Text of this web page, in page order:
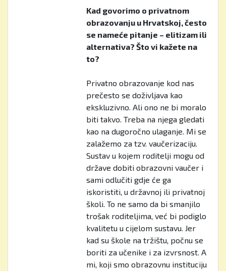
Kad govorimo o privatnom
obrazovanju u Hrvatskoj, često
se nameće pitanje – elitizam ili
alternativa? Što vi kažete na
to?
Privatno obrazovanje kod nas
prečesto se doživljava kao
ekskluzivno. Ali ono ne bi moralo
biti takvo. Treba na njega gledati
kao na dugoročno ulaganje. Mi se
zalažemo za tzv. vaučerizaciju.
Sustav u kojem roditelji mogu od
države dobiti obrazovni vaučer i
sami odlučiti gdje će ga
iskoristiti, u državnoj ili privatnoj
školi. To ne samo da bi smanjilo
trošak roditeljima, već bi podiglo
kvalitetu u cijelom sustavu. Jer
kad su škole na tržištu, počnu se
boriti za učenike i za izvrsnost. A
mi, koji smo obrazovnu instituciju